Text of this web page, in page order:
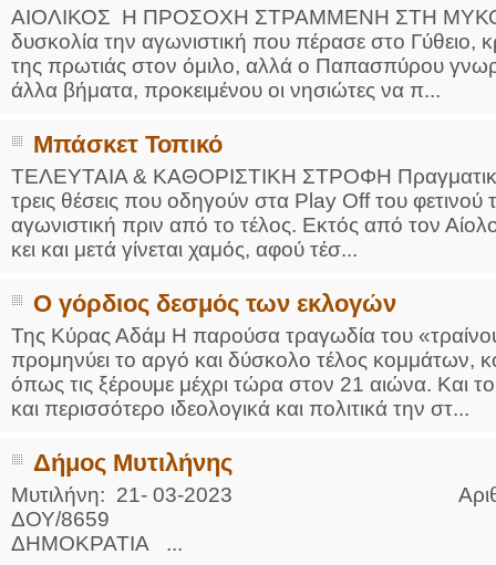
ΑΙΟΛΙΚΟΣ Η ΠΡΟΣΟΧΗ ΣΤΡΑΜΜΕΝΗ ΣΤΗ ΜΥΚΟΝΟ
δυσκολία την αγωνιστική που πέρασε στο
της πρωτιάς στον όμιλο, αλλά ο Παπασπύρου
άλλα βήματα, προκειμένου οι νησιώτες να π...
Μπάσκετ Τοπικό
ΤΕΛΕΥΤΑΙΑ & ΚΑΘΟΡΙΣΤΙΚΗ ΣΤΡΟΦΗ Πραγματικά
τρεις θέσεις που οδηγούν στα Play Off του
αγωνιστική πριν από το τέλος. Εκτός από τον
κει και μετά γίνεται χαμός, αφού τέσ...
Ο γόρδιος δεσμός των εκλογών
Της Κύρας Αδάμ H παρούσα τραγωδία του
προμηνύει το αργό και δύσκολο τέλος κομμάτων,
όπως τις ξέρουμε μέχρι τώρα στον 21 αιώνα. Και
και περισσότερο ιδεολογικά και πολιτικά την στ...
Δήμος Μυτιλήνης
Μυτιλήνη: 21- 03-2023 Αριθμ.
ΔΟΥ/8659
ΔΗΜΟΚΡΑΤΙΑ ...